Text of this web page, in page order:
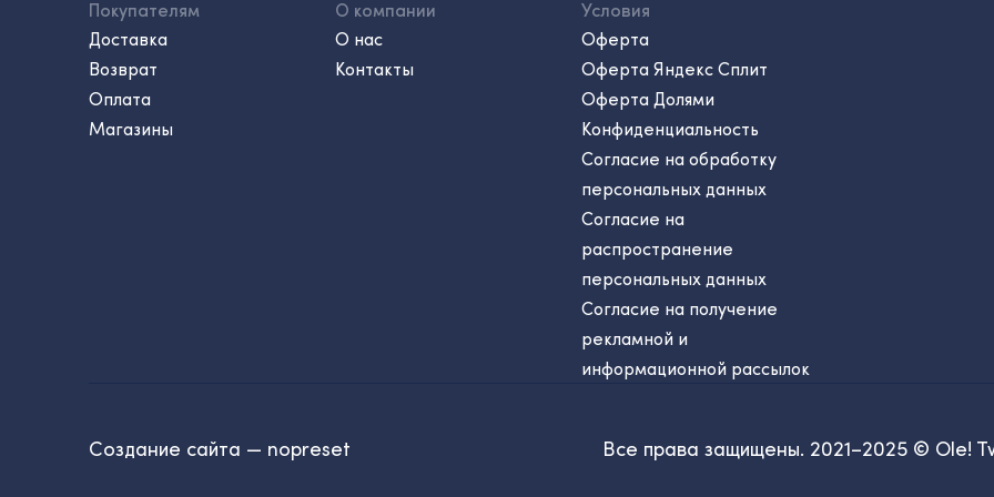
Покупателям
Доставка
Возврат
Оплата
Магазины
О компании
О нас
Контакты
Условия
Оферта
Оферта Яндекс Сплит
Оферта Долями
Конфиденциальность
Согласие на обработку
персональных данных
Согласие на
распространение
персональных данных
Согласие на получение
рекламной и
информационной рассылок
Создание сайта — nopreset Все права защищены. 2021–2025 © Ole!